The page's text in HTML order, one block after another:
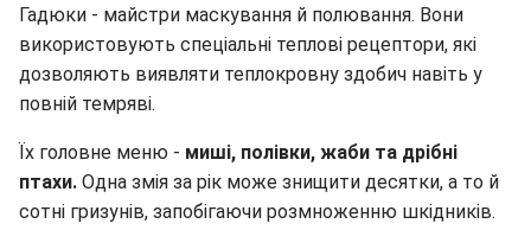
Гадюки - майстри маскування й полювання. Вони
використовують спеціальні теплові рецептори, які
дозволяють виявляти теплокровну здобич навіть у
повній темряві.
Їх головне меню - миші, полівки, жаби та дрібні
птахи. Одна змія за рік може знищити десятки, а то й
сотні гризунів, запобігаючи розмноженню шкідників.